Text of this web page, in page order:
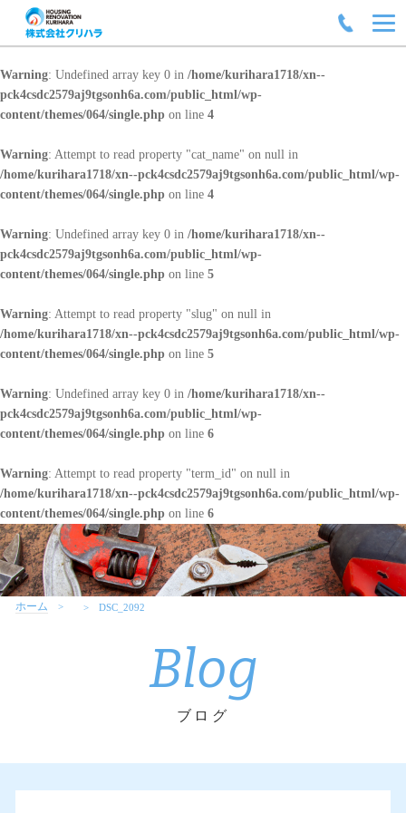
Warning: Undefined array key 0 in /home/kurihara1718/xn--
pck4csdc2579aj9tgsonh6a.com/public_html/wp-
content/themes/064/single.php on line 4
Warning: Attempt to read property "cat_name" on null in
/home/kurihara1718/xn--pck4csdc2579aj9tgsonh6a.com/public_html/wp-
content/themes/064/single.php on line 4
Warning: Undefined array key 0 in /home/kurihara1718/xn--
pck4csdc2579aj9tgsonh6a.com/public_html/wp-
content/themes/064/single.php on line 5
Warning: Attempt to read property "slug" on null in
/home/kurihara1718/xn--pck4csdc2579aj9tgsonh6a.com/public_html/wp-
content/themes/064/single.php on line 5
Warning: Undefined array key 0 in /home/kurihara1718/xn--
pck4csdc2579aj9tgsonh6a.com/public_html/wp-
content/themes/064/single.php on line 6
Warning: Attempt to read property "term_id" on null in
/home/kurihara1718/xn--pck4csdc2579aj9tgsonh6a.com/public_html/wp-
content/themes/064/single.php on line 6
ホーム DSC_2092
Blog
ブログ